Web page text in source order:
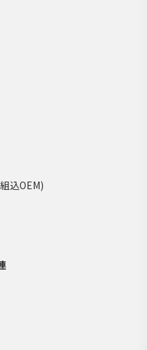
込OEM)